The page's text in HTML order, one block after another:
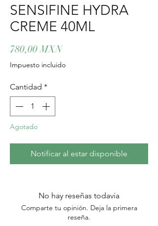
SENSIFINE HYDRA
CREME 40ML
780,00 MXNPrecio
Impuesto incluido
Cantidad *
Agotado
Notificar al estar disponible
No hay reseñas todavía
Comparte tu opinión. Deja la primera
reseña.